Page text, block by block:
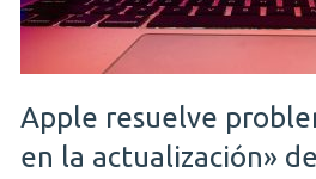
Apple resuelve
en la actualización»